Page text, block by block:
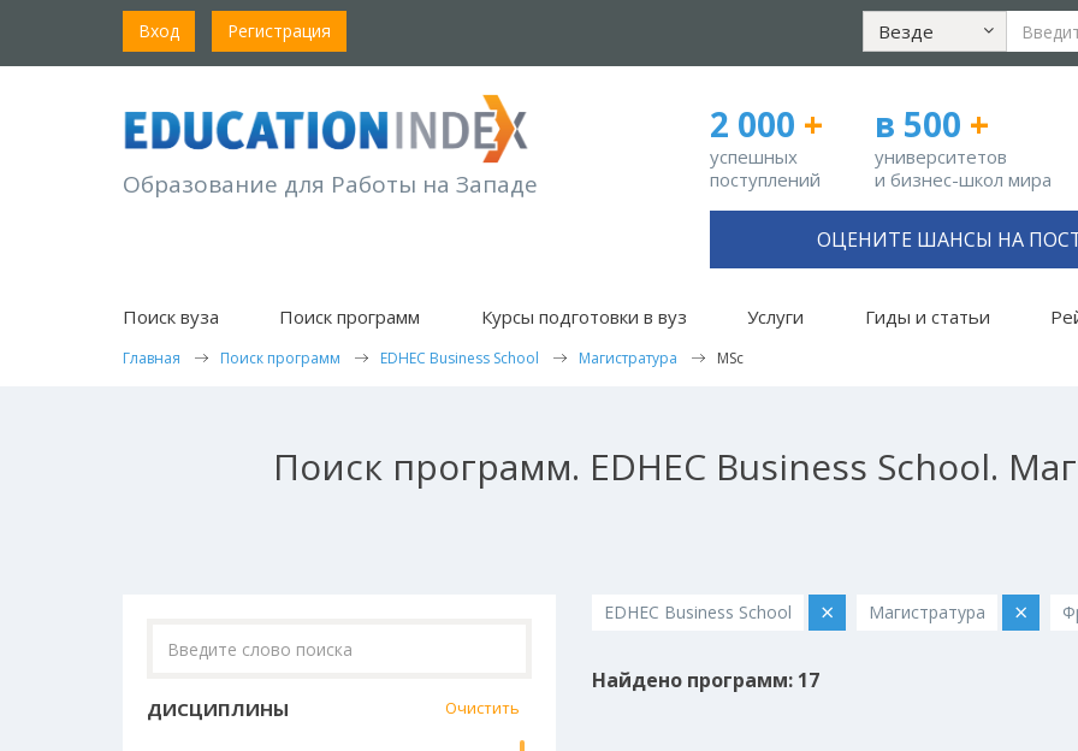
Вход Регистрация Везде
Образование для Работы на Западе
2 000 +
успешных
поступлений
в 500 +
университетов
и бизнес-школ мира
ОЦЕНИТЕ ШАНСЫ НА
Поиск вуза Поиск программ Курсы подготовки в вуз Услуги Гиды и статьи
Главная Поиск программ EDHEC Business School Магистратура MSc
Поиск программ. EDHEC Business School.
ДИСЦИПЛИНЫ Очистить
EDHEC Business School × Магистратура ×
Найдено программ: 17